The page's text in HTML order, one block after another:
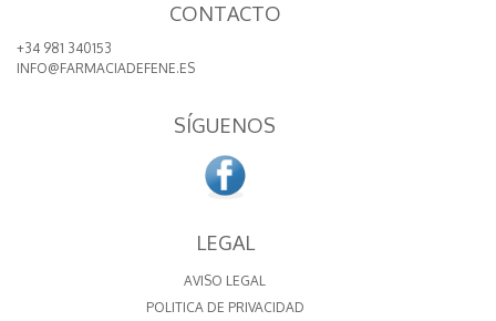
CONTACTO
+34 981 340153
INFO@FARMACIADEFENE.ES
SÍGUENOS
LEGAL
AVISO LEGAL
POLITICA DE PRIVACIDAD